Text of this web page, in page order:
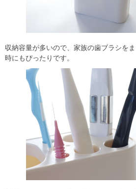
収納容量が多いので、家族の歯ブラシを
時にもぴったりです。